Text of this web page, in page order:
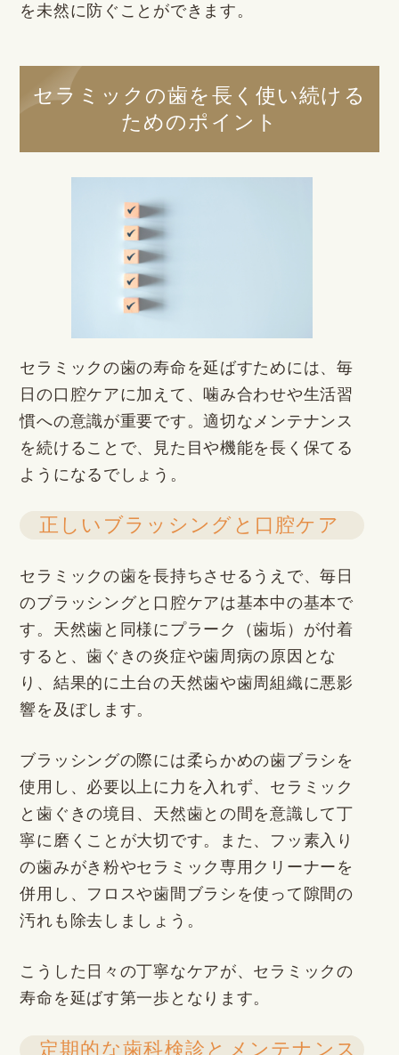
を未然に防ぐことができます。
セラミックの歯を長く使い続ける
ためのポイント
セラミックの歯の寿命を延ばすためには、毎
日の口腔ケアに加えて、噛み合わせや生活習
慣への意識が重要です。適切なメンテナンス
を続けることで、見た目や機能を長く保てる
ようになるでしょう。
正しいブラッシングと口腔ケア
セラミックの歯を長持ちさせるうえで、毎日
のブラッシングと口腔ケアは基本中の基本で
す。天然歯と同様にプラーク（歯垢）が付着
すると、歯ぐきの炎症や歯周病の原因とな
り、結果的に土台の天然歯や歯周組織に悪影
響を及ぼします。
ブラッシングの際には柔らかめの歯ブラシを
使用し、必要以上に力を入れず、セラミック
と歯ぐきの境目、天然歯との間を意識して丁
寧に磨くことが大切です。また、フッ素入り
の歯みがき粉やセラミック専用クリーナーを
併用し、フロスや歯間ブラシを使って隙間の
汚れも除去しましょう。
こうした日々の丁寧なケアが、セラミックの
寿命を延ばす第一歩となります。
定期的な歯科検診とメンテナンス